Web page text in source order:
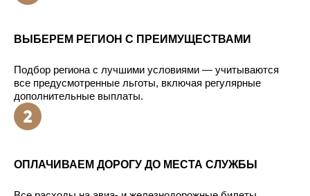
ВЫБЕРЕМ РЕГИОН С ПРЕИМУЩЕСТВАМИ
Подбор региона с лучшими условиями — учитываются
все предусмотренные льготы, включая регулярные
дополнительные выплаты.
ОПЛАЧИВАЕМ ДОРОГУ ДО МЕСТА СЛУЖБЫ